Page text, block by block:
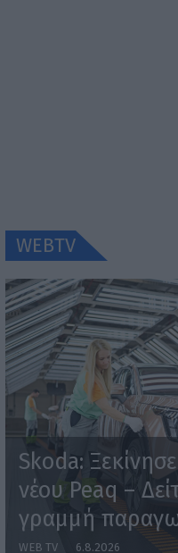
WEBTV
Skoda:
νέου Peaq –
γραμμή
WEB TV 6.8.2026